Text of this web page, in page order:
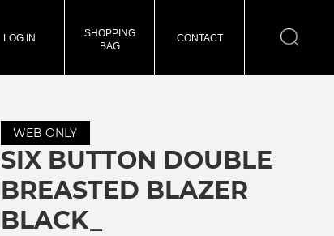
LOG IN
SHOPPING
BAG
CONTACT
WEB ONLY
SIX BUTTON DOUBLE
BREASTED BLAZER
BLACK_